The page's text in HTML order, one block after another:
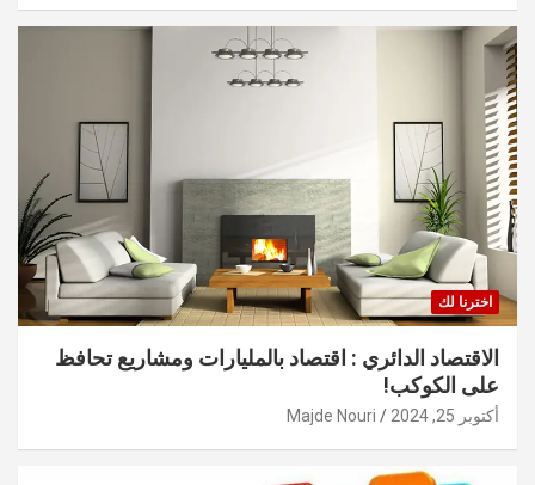
اخترنا لك
الاقتصاد الدائري : اقتصاد بالمليارات ومشاريع تحافظ
على الكوكب!
أكتوبر 25, 2024 Majde Nouri